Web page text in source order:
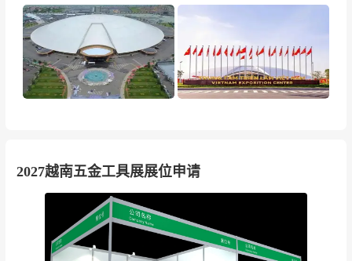
2027越南五金工具展展位申请